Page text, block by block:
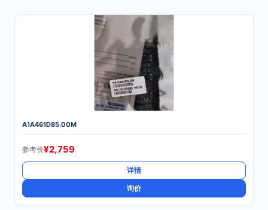
A1A461D85.00M
参考价¥2,759
详情
询价